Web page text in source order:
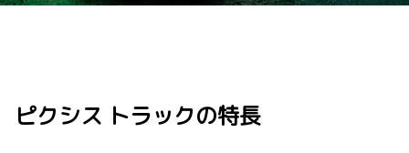
ピクシス トラックの特長